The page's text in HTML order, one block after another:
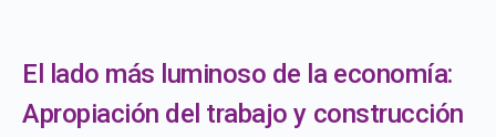
El lado más luminoso de la economía:
Apropiación del trabajo y construcción